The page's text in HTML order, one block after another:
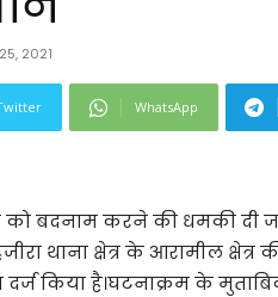
2021
WhatsApp
को बदनाम करने की धमकी
थाना क्षेत्र के आरामील
किया है।घटनाक्रम के